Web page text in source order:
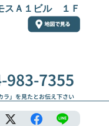
スＡ１ビル １Ｆ
983-7355
ラ」を見たとお伝え下さい